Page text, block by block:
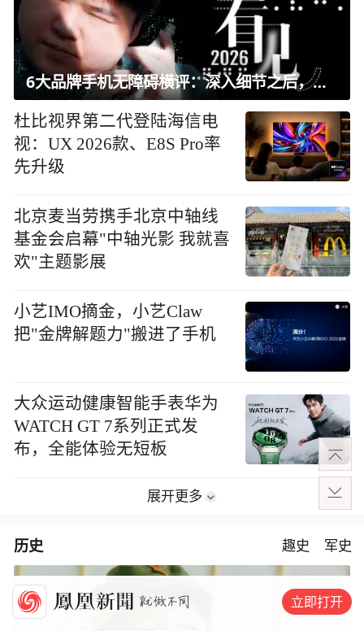
6大品牌手机无障碍横评：深入细节之后，似乎只有苹果能挺住？｜ 看见2026
杜比视界第二代登陆海信电
视：UX 2026款、E8S Pro率
先升级
北京麦当劳携手北京中轴线
基金会启幕"中轴光影 我就喜
欢"主题影展
小艺IMO摘金，小艺Claw
把"金牌解题力"搬进了手机
大众运动健康智能手表华为
WATCH GT 7系列正式发
布，全能体验无短板
展开更多
历史 趣史 军史
立即打开